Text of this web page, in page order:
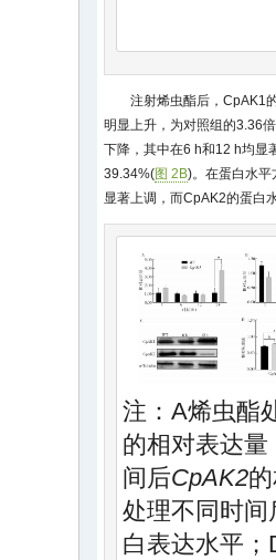
注射烯虫酯后，CpAK1
明显上升，为对照组的3.36
下降，其中在6 h和12 h均显
39.34%(图 2B)。在蛋白水
显著上调，而CpAK2的蛋白
注：A烯虫酯
的相对表达
间后CpAK2
处理不同时
白表达水平